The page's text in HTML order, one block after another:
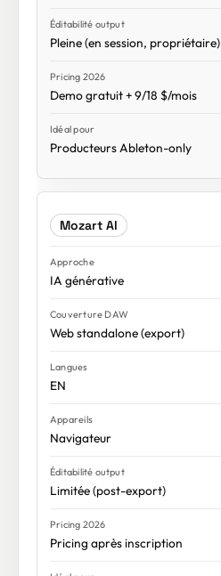
Pleine (en session, propriétaire)
Demo gratuit + 9/18 $/mois
Producteurs Ableton-only
Mozart AI
IA générative
Web standalone (export)
EN
Navigateur
Limitée (post-export)
Pricing après inscription